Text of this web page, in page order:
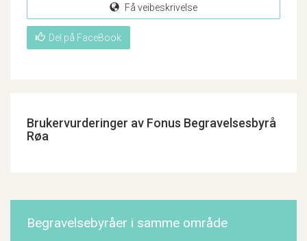
Få veibeskrivelse
Del på FaceBook
Brukervurderinger av Fonus Begravelsesbyrå
Røa
Begravelsebyråer i samme område